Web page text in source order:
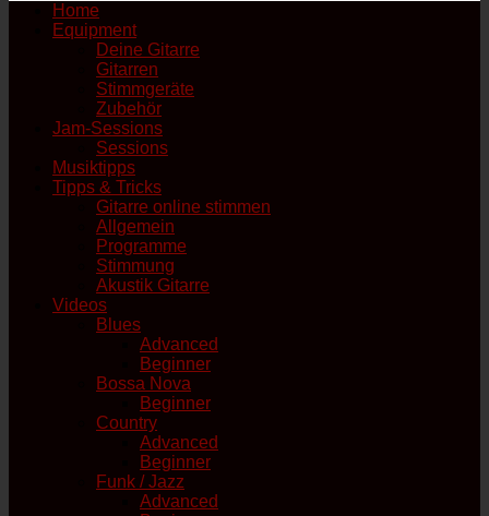
Home
Equipment
Deine Gitarre
Gitarren
Stimmgeräte
Zubehör
Jam-Sessions
Sessions
Musiktipps
Tipps & Tricks
Gitarre online stimmen
Allgemein
Programme
Stimmung
Akustik Gitarre
Videos
Blues
Advanced
Beginner
Bossa Nova
Beginner
Country
Advanced
Beginner
Funk / Jazz
Advanced